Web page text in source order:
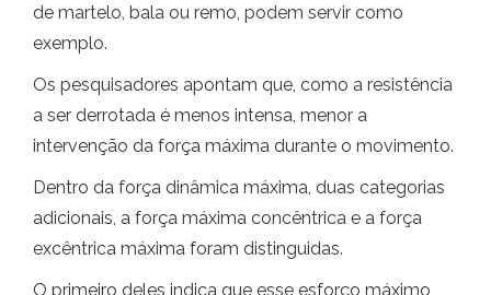
de martelo, bala ou remo, podem servir como
exemplo.
Os pesquisadores apontam que, como a resistência
a ser derrotada é menos intensa, menor a
intervenção da força máxima durante o movimento.
Dentro da força dinâmica máxima, duas categorias
adicionais, a força máxima concêntrica e a força
excêntrica máxima foram distinguidas.
O primeiro deles indica que esse esforço máximo